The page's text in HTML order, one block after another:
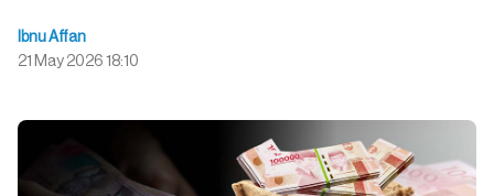
Ibnu Affan
21 May 2026 18:10